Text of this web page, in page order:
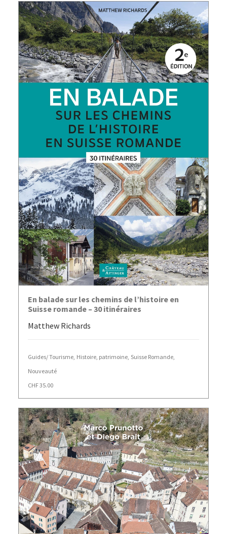
AJOUTER AU PANIER
En balade sur les chemins de l’histoire en
Suisse romande – 30 itinéraires
Matthew Richards
Guides/ Tourisme, Histoire, patrimoine, Suisse Romande,
Nouveauté
CHF35.00